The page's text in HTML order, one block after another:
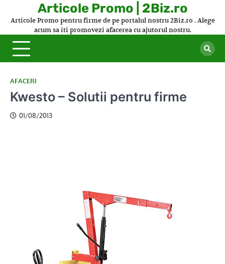
Articole Promo | 2Biz.ro
Articole Promo pentru firme de pe portalul nostru 2Biz.ro . Alege
acum sa iti promovezi afacerea cu ajutorul nostru.
AFACERI
Kwesto – Solutii pentru firme
01/08/2013